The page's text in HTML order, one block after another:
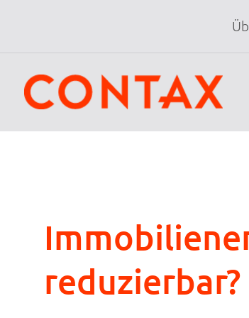
reduzierbar?